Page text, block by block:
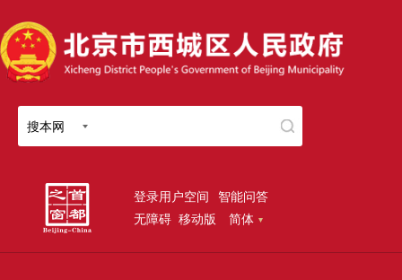
搜本网
登录用户空间 智能问答
无障碍 移动版 简体